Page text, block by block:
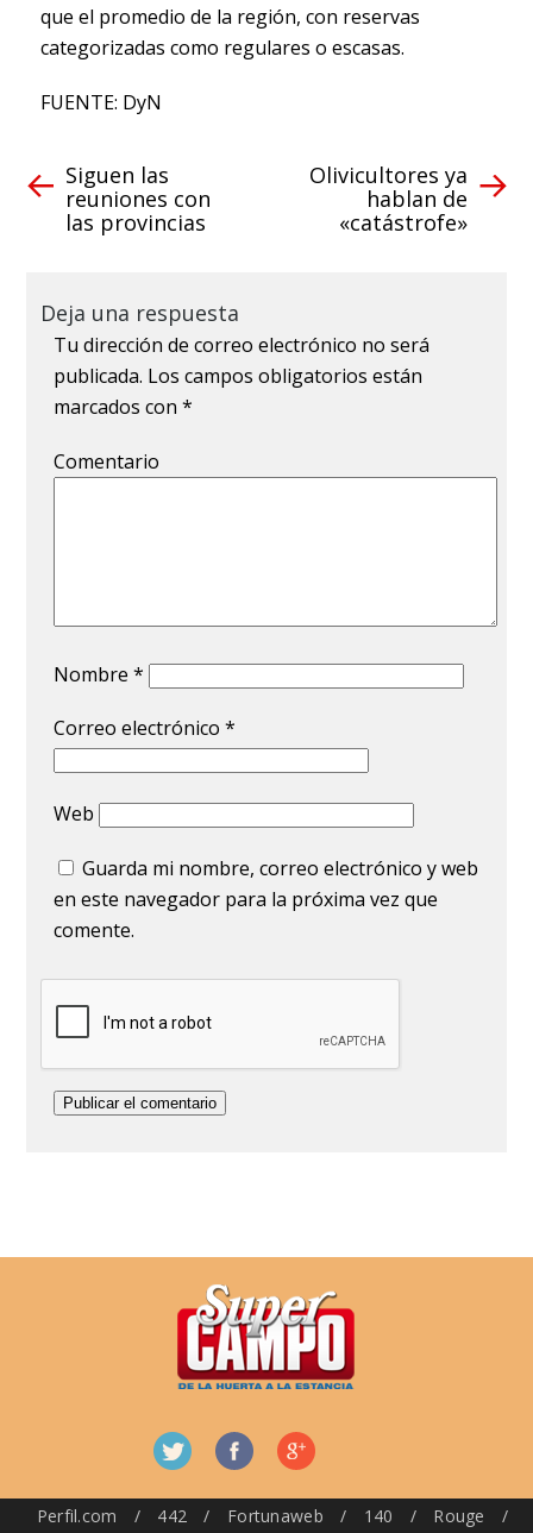
que el promedio de la región, con reservas
categorizadas como regulares o escasas.
FUENTE: DyN
Siguen las
reuniones con
las provincias
Olivicultores ya
hablan de
«catástrofe»
Deja una respuesta
Tu dirección de correo electrónico no será
publicada. Los campos obligatorios están
marcados con*
Comentario
Nombre*
Correo electrónico*
Web
Guarda mi nombre, correo electrónico y web
en este navegador para la próxima vez que
comente.
Perfil.com / 442 / Fortunaweb / 140 / Rouge
/